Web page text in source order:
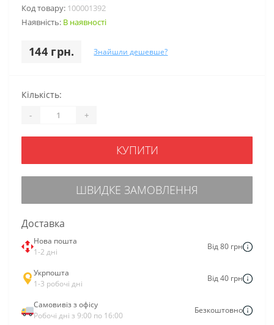
Код товару: 100001392
Наявність: В наявності
144 грн. Знайшли дешевше?
Кількість:
- +
КУПИТИ
ШВИДКЕ ЗАМОВЛЕННЯ
Доставка
Нова пошта
1-2 дні
Від 80 грн
Укрпошта
1-3 робочі дні
Від 40 грн
Самовивіз з офісу
Робочі дні з 9:00 по 16:00
Безкоштовно